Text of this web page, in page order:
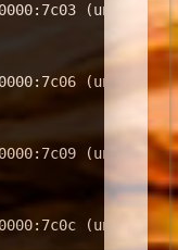
0000:7c03 (unk.
0000:7c06 (unk.
(unk.
0000:7c0c (unk.